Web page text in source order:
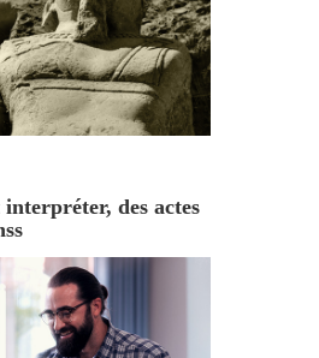
des actes
s